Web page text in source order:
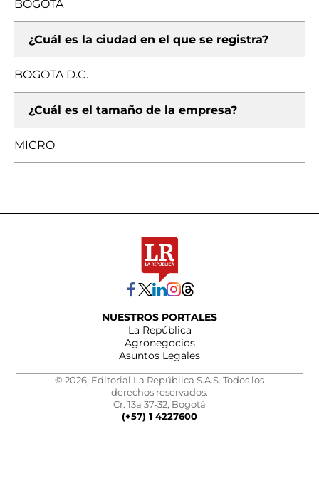
BOGOTA
¿Cuál es la ciudad en el que se registra?
BOGOTA D.C.
¿Cuál es el tamaño de la empresa?
MICRO
NUESTROS PORTALES
La República
Agronegocios
Asuntos Legales
© 2026, Editorial La República S.A.S. Todos los
derechos reservados.
Cr. 13a 37-32, Bogotá
(+57) 1 4227600